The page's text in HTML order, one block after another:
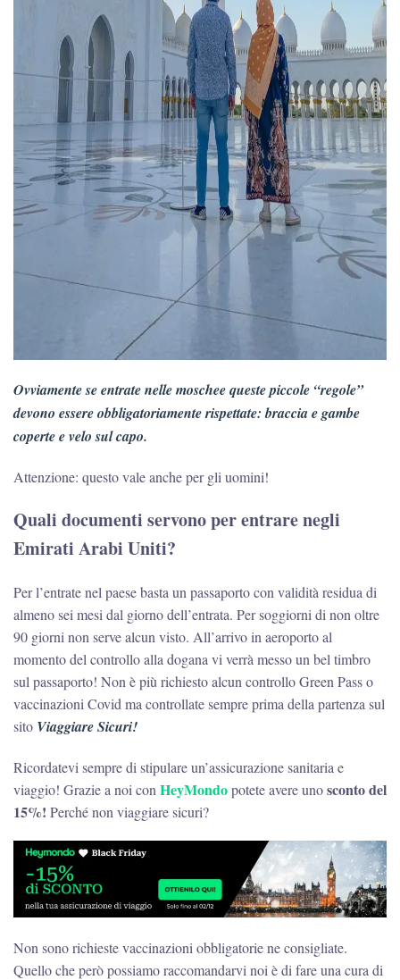
Ovviamente se entrate nelle moschee queste piccole “regole”
devono essere obbligatoriamente rispettate: braccia e gambe
coperte e velo sul capo.
Attenzione: questo vale anche per gli uomini!
Quali documenti servono per entrare negli
Emirati Arabi Uniti?
Per l’entrate nel paese basta un passaporto con validità residua di
almeno sei mesi dal giorno dell’entrata. Per soggiorni di non oltre
90 giorni non serve alcun visto. All’arrivo in aeroporto al
momento del controllo alla dogana vi verrà messo un bel timbro
sul passaporto! Non è più richiesto alcun controllo Green Pass o
vaccinazioni Covid ma controllate sempre prima della partenza sul
sito Viaggiare Sicuri!
Ricordatevi sempre di stipulare un’assicurazione sanitaria e
viaggio! Grazie a noi con HeyMondopotete avere unosconto del
15%! Perché non viaggiare sicuri?
Non sono richieste vaccinazioni obbligatorie ne consigliate.
Quello che però possiamo raccomandarvi noi è di fare una cura di